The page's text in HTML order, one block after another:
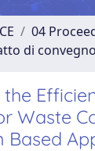
04
di
Waste
Based